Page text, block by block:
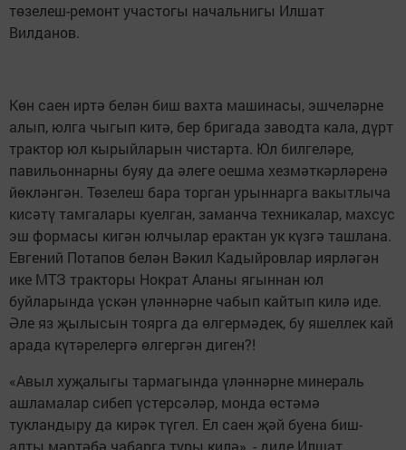
төзелеш-ремонт участогы начальнигы Илшат
Вилданов.
Көн саен иртә белән биш вахта машинасы, эшчеләрне
алып, юлга чыгып китә, бер бригада заводта кала, дүрт
трактор юл кырыйларын чистарта. Юл билгеләре,
павильоннарны буяу да әлеге оешма хезмәткәрләренә
йөкләнгән. Төзелеш бара торган урыннарга вакытлыча
кисәтү тамгалары куелган, заманча техникалар, махсус
эш формасы кигән юлчылар ерактан ук күзгә ташлана.
Евгений Потапов белән Вәкил Кадыйровлар иярләгән
ике МТЗ тракторы Нократ Аланы ягыннан юл
буйларында үскән үләннәрне чабып кайтып килә иде.
Әле яз җылысын тоярга да өлгермәдек, бу яшеллек кай
арада күтәрелергә өлгергән диген?!
«Авыл хуҗалыгы тармагында үләннәрне минераль
ашламалар сибеп үстерсәләр, монда өстәмә
тукландыру да кирәк түгел. Ел саен җәй буена биш-
алты мәртәбә чабарга туры килә», - диде Илшат